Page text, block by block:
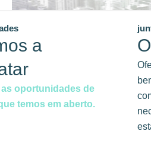
a
oportunidades de
temos em aberto.